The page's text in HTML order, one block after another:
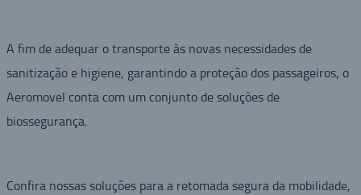
A fim de adequar o transporte às novas necessidades de
sanitização e higiene, garantindo a proteção dos passageiros, o
Aeromovel conta com um conjunto de soluções de
biossegurança.
Confira nossas soluções para a retomada segura da mobilidade,